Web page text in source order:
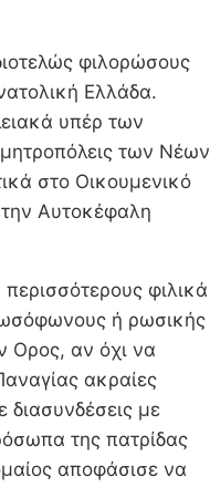
φιλορώσους
Ελλάδα.
υπέρ των
των Νέων
στο Οικουμενικό
Αυτοκέφαλη
φιλικά
ή ρωσικής
Ορος, αν όχι να
ακραίες
διασυνδέσεις με
της πατρίδας
αποφάσισε να